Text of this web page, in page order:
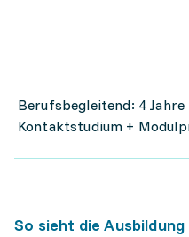
Berufsbegleitend: 4
Kontaktstudium +
So sieht die Ausbildung